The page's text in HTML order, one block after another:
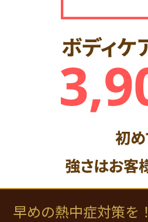
早めの熱中症対策を！